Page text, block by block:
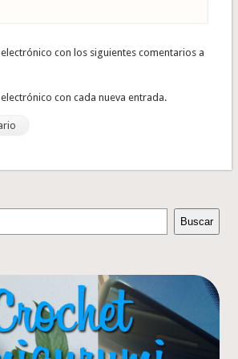
con los siguientes comentarios a
con cada nueva entrada.
Buscar